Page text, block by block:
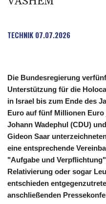
TECHNIK 07.07.2026
Die Bundesregierung
Unterstützung für die
in Israel bis zum Ende des
Euro auf fünf Millionen
Johann Wadephul (CDU)
Gideon Saar
eine entsprechende
"Aufgabe und
Relativierung oder sogar
entschieden
anschließenden